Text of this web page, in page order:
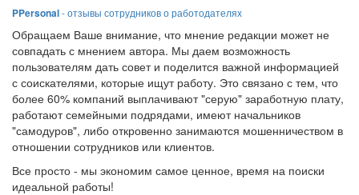
PPersonal- отзывы сотрудников о работодателях
Обращаем Ваше внимание, что мнение редакции может не
совпадать с мнением автора. Мы даем возможность
пользователям дать совет и поделится важной информацией
с соискателями, которые ищут работу. Это связано с тем, что
более 60% компаний выплачивают "серую" заработную плату,
работают семейными подрядами, имеют начальников
"самодуров", либо откровенно занимаются мошенничеством в
отношении сотрудников или клиентов.
Все просто - мы экономим самое ценное, время на поиски
идеальной работы!